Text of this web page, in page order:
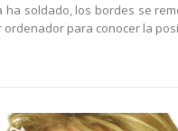
ha soldado, los bordes se
ordenador para conocer la